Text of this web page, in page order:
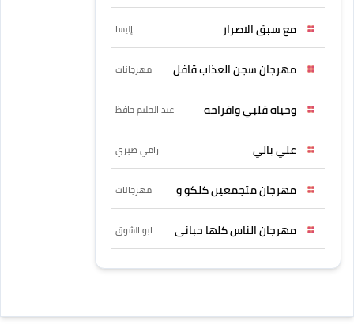
مع سبق الاصرار إليسا
مهرجان سجن العذاب قافل مهرجانات
وحياه قلبي وافراحه عبد الحليم حافظ
علي بالي رامي صبري
مهرجان متجمعين كلكو و مهرجانات
مهرجان الناس كلها حبانى ابو الشوق